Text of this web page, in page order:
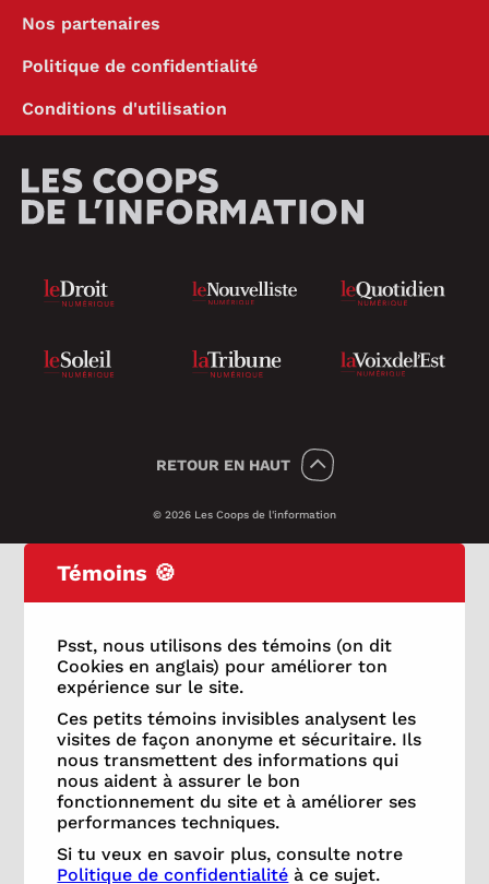
Nos partenaires
Politique de confidentialité
Conditions d'utilisation
RETOUR EN HAUT
© 2026 Les Coops de l'information
Témoins 🍪
Psst, nous utilisons des témoins (on dit
Cookies en anglais) pour améliorer ton
expérience sur le site.
Ces petits témoins invisibles analysent les
visites de façon anonyme et sécuritaire. Ils
nous transmettent des informations qui
nous aident à assurer le bon
fonctionnement du site et à améliorer ses
performances techniques.
Si tu veux en savoir plus, consulte notre
Politique de confidentialité à ce sujet.